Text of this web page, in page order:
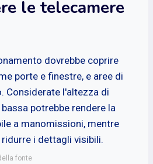
le telecamere
dovrebbe coprire
porte e finestre, e aree di
Considerate l'altezza di
potrebbe rendere la
a manomissioni, mentre
i dettagli visibili.
fonte